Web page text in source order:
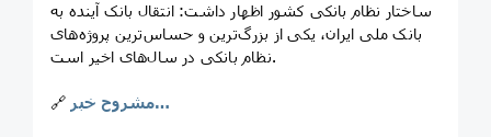
ساختار نظام بانکی کشور اظهار داشت: انتقال بانک آینده به
بانک ملی ایران، یکی از بزرگ‌ترین و حساس‌ترین پروژه‌های
نظام بانکی در سال‌های اخیر است.
🔗 مشروح خبر…